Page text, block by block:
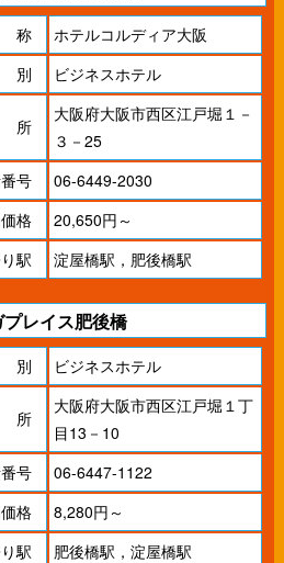
称
ホテルコルディア大阪
別
ビジネスホテル
所
大阪府大阪市西区江戸堀１－
３－25
号
06-6449-2030
格
20,650円～
駅
淀屋橋駅，肥後橋駅
プレイス肥後橋
別 ビジネスホテル
所
大阪府大阪市西区江戸堀１丁
目13－10
号
06-6447-1122
格
8,280円～
駅
肥後橋駅，淀屋橋駅